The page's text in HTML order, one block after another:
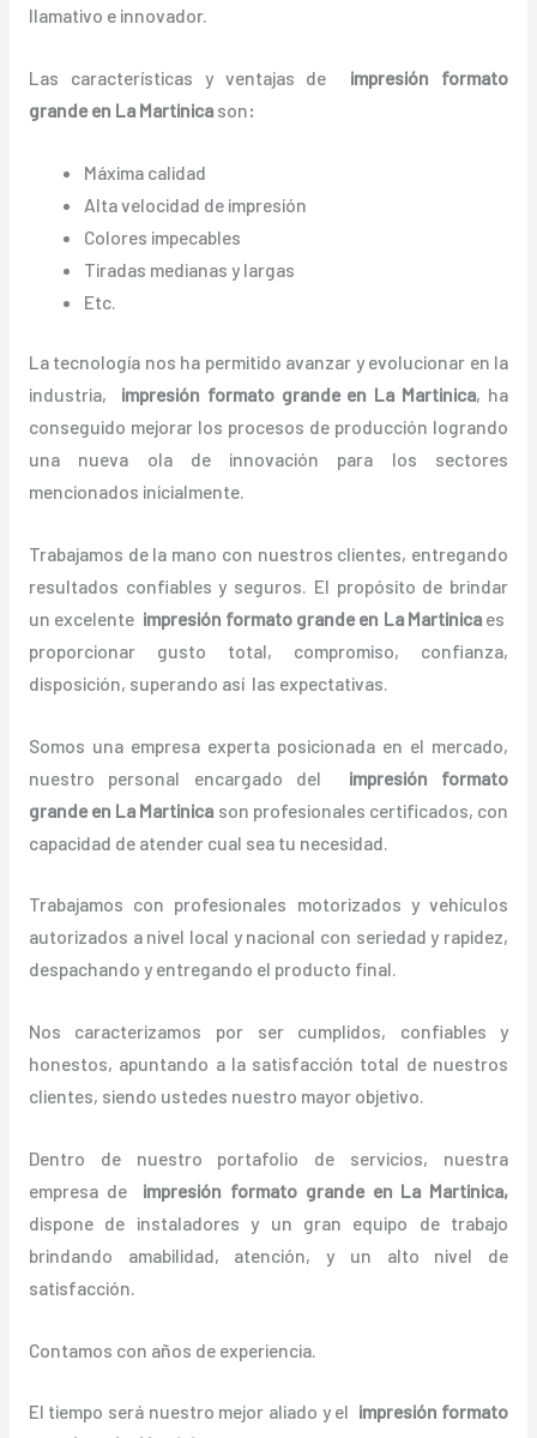
llamativo e innovador.
Las características y ventajas de impresión formato
grande en La Martinica son:
Máxima calidad
Alta velocidad de impresión
Colores impecables
Tiradas medianas y largas
Etc.
La tecnología nos ha permitido avanzar y evolucionar en la
industria, impresión formato grandeen La Martinica, ha
conseguido mejorar los procesos de producción logrando
una nueva ola de innovación para los sectores
mencionados inicialmente.
Trabajamos de la mano con nuestros clientes, entregando
resultados confiables y seguros. El propósito de brindar
un excelente impresión formato grandeen La Martinica es
proporcionar gusto total, compromiso, confianza,
disposición, superando así las expectativas.
Somos una empresa experta posicionada en el mercado,
nuestro personal encargado del impresión formato
grandeen La Martinica son profesionales certificados, con
capacidad de atender cual sea tu necesidad.
Trabajamos con profesionales motorizados y vehículos
autorizados a nivel local y nacional con seriedad y rapidez,
despachando y entregando el producto final.
Nos caracterizamos por ser cumplidos, confiables y
honestos, apuntando a la satisfacción total de nuestros
clientes, siendo ustedes nuestro mayor objetivo.
Dentro de nuestro portafolio de servicios, nuestra
empresa de impresión formato grande en La Martinica,
dispone de instaladores y un gran equipo de trabajo
brindando amabilidad, atención, y un alto nivel de
satisfacción.
Contamos con años de experiencia.
El tiempo será nuestro mejor aliado y el impresión formato